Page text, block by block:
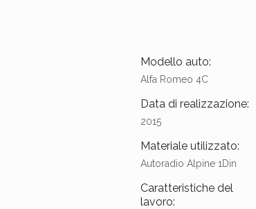
Modello auto:
Alfa Romeo 4C
Data di realizzazione:
2015
Materiale utilizzato:
Autoradio Alpine 1Din
Caratteristiche del
lavoro: